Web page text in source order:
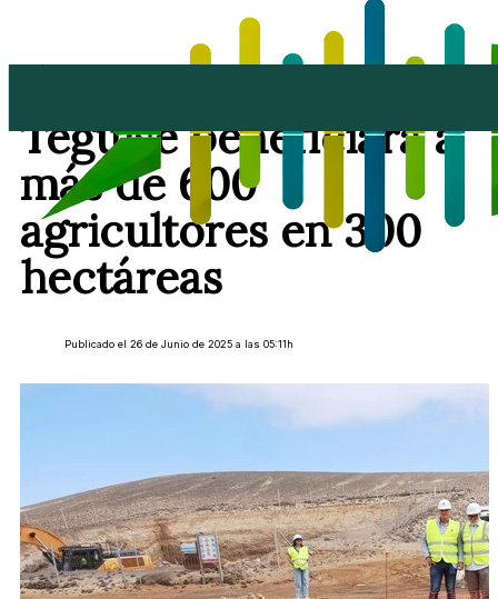
Teguise beneficiará a
más de 600
agricultores en 300
hectáreas
Publicado el 26 de Junio de 2025 a las 05:11h